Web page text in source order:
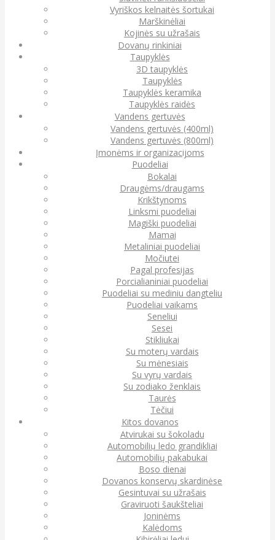
Vyriškos kelnaitės šortukai
Marškinėliai
Kojinės su užrašais
Dovanų rinkiniai
Taupyklės
3D taupyklės
Taupyklės
Taupyklės keramika
Taupyklės raidės
Vandens gertuvės
Vandens gertuvės (400ml)
Vandens gertuvės (800ml)
Įmonėms ir organizacijoms
Puodeliai
Bokalai
Draugėms/draugams
Krikštynoms
Linksmi puodeliai
Magiški puodeliai
Mamai
Metaliniai puodeliai
Močiutei
Pagal profesijas
Porcialianiniai puodeliai
Puodeliai su mediniu dangteliu
Puodeliai vaikams
Seneliui
Sesei
Stikliukai
Su moterų vardais
Su mėnesiais
Su vyrų vardais
Su zodiako ženklais
Taurės
Tėčiui
Kitos dovanos
Atvirukai su šokoladu
Automobilių ledo grandikliai
Automobilių pakabukai
Boso dienai
Dovanos konservų skardinėse
Gesintuvai su užrašais
Graviruoti šaukšteliai
Joninėms
Kalėdoms